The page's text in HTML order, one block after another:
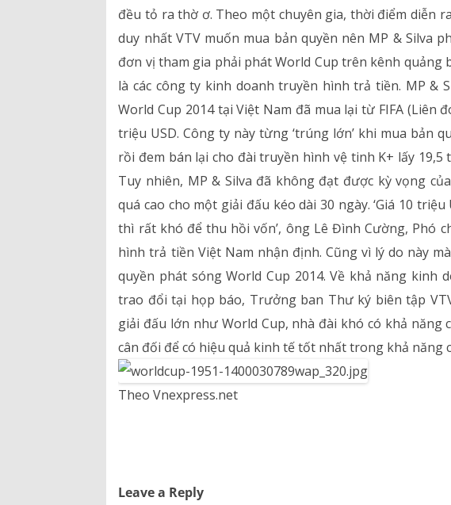
đều tỏ ra thờ ơ. Theo một chuyên gia, thời điểm diễn
duy nhất VTV muốn mua bản quyền nên MP & Silva
đơn vị tham gia phải phát World Cup trên kênh quảng
là các công ty kinh doanh truyền hình trả tiền. MP &
World Cup 2014 tại Việt Nam đã mua lại từ FIFA (Liên
triệu USD. Công ty này từng ‘trúng lớn’ khi mua bản
rồi đem bán lại cho đài truyền hình vệ tinh K+ lấy 19,5
Tuy nhiên, MP & Silva đã không đạt được kỳ vọng
quá cao cho một giải đấu kéo dài 30 ngày. ‘Giá 10
thì rất khó để thu hồi vốn’, ông Lê Đình Cường, Phó
hình trả tiền Việt Nam nhận định. Cũng vì lý do này
quyền phát sóng World Cup 2014. Về khả năng kinh
trao đổi tại họp báo, Trưởng ban Thư ký biên tập
giải đấu lớn như World Cup, nhà đài khó có khả năng
cân đối để có hiệu quả kinh tế tốt nhất trong khả năng
Theo Vnexpress.net
Leave a Reply